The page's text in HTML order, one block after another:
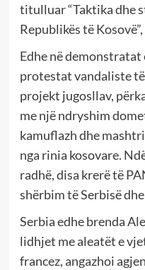
titulluar “Taktika dhe
Republikës të
Edhe në
protestat vandaliste
projekt jugosllav,
me një ndryshim
kamuflazh dhe
nga rinia kosovare.
radhë, disa krerë të
shërbim të Serbisë
Serbia edhe brenda
lidhjet me aleatët e
francez, angazhoi